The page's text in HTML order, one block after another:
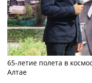
65-летие полета в
Алтае